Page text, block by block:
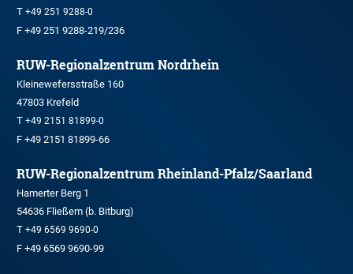
T +49 251 9288-0
F +49 251 9288-219/236
RUW-Regionalzentrum Nordrhein
Kleinewefersstraße 160
47803 Krefeld
T +49 2151 81899-0
F +49 2151 81899-66
RUW-Regionalzentrum Rheinland-Pfalz/Saarland
Hamerter Berg 1
54636 Fließem (b. Bitburg)
T +49 6569 9690-0
F +49 6569 9690-99